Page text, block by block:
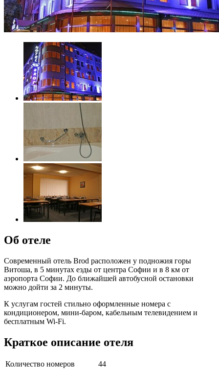
Об отеле
Современный отель Brod расположен у подножия горы
Витоша, в 5 минутах езды от центра Софии и в 8 км от
аэропорта Софии. До ближайшей автобусной остановки
можно дойти за 2 минуты.
К услугам гостей стильно оформленные номера с
кондиционером, мини-баром, кабельным телевидением и
бесплатным Wi-Fi.
Краткое описание отеля
Количество номеров
44